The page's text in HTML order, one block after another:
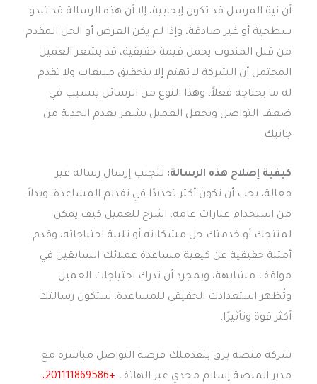
أن نية المرسل قد تكون إيجابية، إلا أن هذه الرسالة قد تبدو
سطحية أو غير صادقة، وإذا لم يكن العرض أو الحل المقدم
من قبل المندوب يحمل قيمة حقيقية، قد يشعر العميل
المحتمل أن الشركة لا تهتم إلا بتحقيق مبيعات ولا تقدم
له ما يحتاجه فعلاً، وهذا النوع من الرسائل يتسبب في
ضعف التواصل ويجعل العميل يشعر بعدم الجدية من
جانبك.
كيفية إصلاح هذه الرسالة: لتجنب إرسال رسالة غير
فعالة، يجب أن تكون أكثر تحديدًا في تقديم المساعدة، وبدلاً
من استخدام عبارات عامة، اشرح للعميل كيف يمكن
لمنتجك أو خدمتك حل مشكلاته أو تلبية احتياجاته، وقدم
أمثلة حقيقية عن كيفية مساعدة عملائك السابقين في
مواقف مشابهة، وبمجرد أن تدرك احتياجات العميل
وتُظهر استعدادك الحقيقي للمساعدة، ستكون رسالتك
أكثر قوة وتأثيرًا.
شركة منصة برق بتقدملك فرصة التواصل مباشرة مع
مدير المنصة إسلام مجدي عبر الهاتف +201111869586،